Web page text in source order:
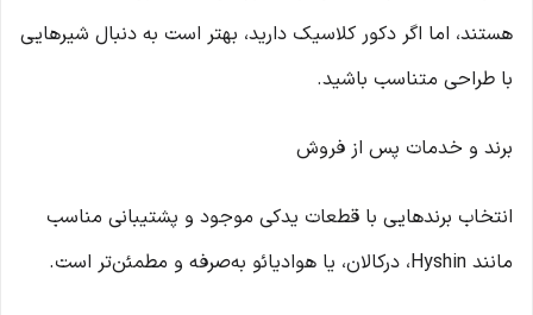
هستند، اما اگر دکور کلاسیک دارید، بهتر است به دنبال شیرهایی
با طراحی متناسب باشید.
برند و خدمات پس از فروش
انتخاب برندهایی با قطعات یدکی موجود و پشتیبانی مناسب
مانند Hyshin، درکالان، یا هوادیائو به‌صرفه و مطمئن‌تر است.